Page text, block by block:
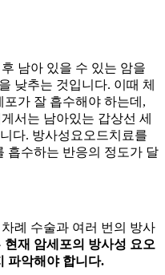
남아 있을 수 있는 암을
낮추는 것입니다. 이때 체
가 잘 흡수해야 하는데,
서는 남아있는 갑상선 세
다. 방사성요오드치료를
흡수하는 반응의 정도가 달
례 수술과 여러 번의 방사
현재 암세포의 방사성 요오
파악해야 합니다.